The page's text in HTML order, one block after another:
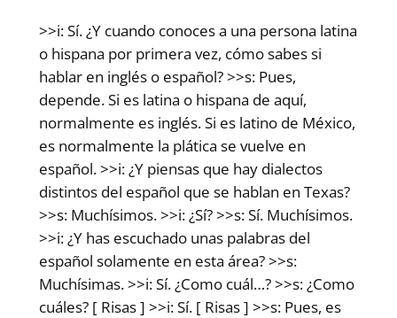
>>i: Sí. ¿Y cuando conoces a una persona latina
o hispana por primera vez, cómo sabes si
hablar en inglés o español? >>s: Pues,
depende. Si es latina o hispana de aquí,
normalmente es inglés. Si es latino de México,
es normalmente la plática se vuelve en
español. >>i: ¿Y piensas que hay dialectos
distintos del español que se hablan en Texas?
>>s: Muchísimos. >>i: ¿Sí? >>s: Sí. Muchísimos.
>>i: ¿Y has escuchado unas palabras del
español solamente en esta área? >>s:
Muchísimas. >>i: Sí. ¿Como cuál…? >>s: ¿Como
cuáles? [ Risas ] >>i: Sí. [ Risas ] >>s: Pues, es